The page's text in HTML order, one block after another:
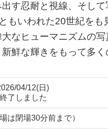
す忍耐と視線、そし
もいわれた20世紀を
なヒューマニズムの
鮮な輝きをもって多く
04/12(日)
了しました
は閉場30分前まで）